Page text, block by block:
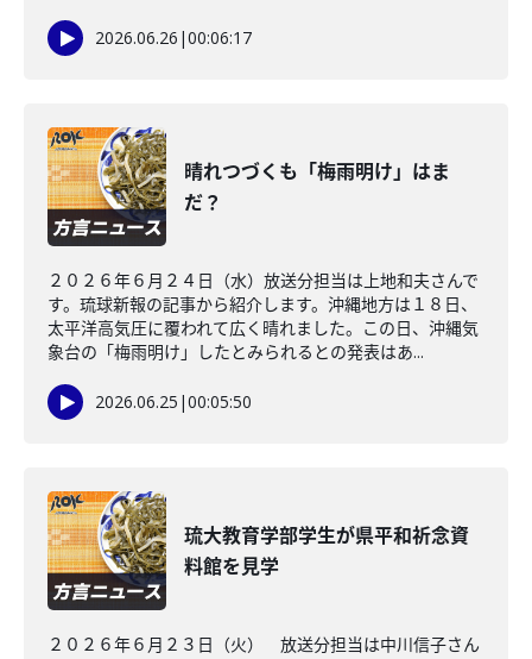
2026.06.26 |00:06:17
晴れつづくも「梅雨明け」はま
だ？
２０２６年６月２４日（水）放送分担当は上地和夫さんで
す。琉球新報の記事から紹介します。沖縄地方は１８日、
太平洋高気圧に覆われて広く晴れました。この日、沖縄気
象台の「梅雨明け」したとみられるとの発表はあ...
2026.06.25 |00:05:50
琉大教育学部学生が県平和祈念資
料館を見学
２０２６年６月２３日（火） 放送分担当は中川信子さん